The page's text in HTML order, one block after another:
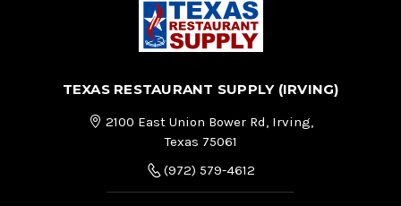
TEXAS RESTAURANT SUPPLY (IRVING)
2100 East Union Bower Rd, Irving,
Texas 75061
(972) 579-4612